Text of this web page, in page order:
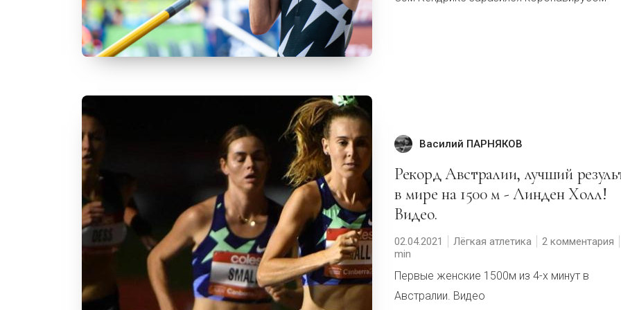
Василий ПАРНЯКОВ
Рекорд Австралии, лучший результат
в мире на 1500 м - Линден Холл!
Видео.
02.04.2021 Лёгкая атлетика 2 комментария
Первые женские 1500м из 4-х минут в
Австралии. Видео